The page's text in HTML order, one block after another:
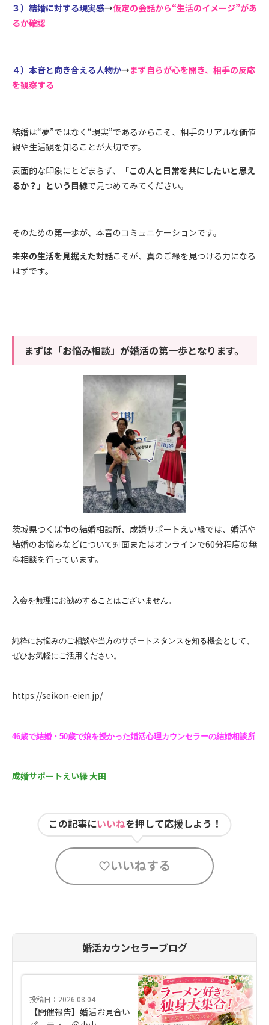
３）結婚に対する現実感→仮定の会話から“生活のイメージ”があ
るか確認
４）本音と向き合える人物か→まず自らが心を開き、相手の反応
を観察する
結婚は“夢”ではなく“現実”であるからこそ、相手のリアルな価値
観や生活観を知ることが大切です。
表面的な印象にとどまらず、
「この人と日常を共にしたいと思え
るか？」という目線で見つめてみてください。
そのための第一歩が、本音のコミュニケーションです。
未来の生活を見据えた対話こそが、真のご縁を見つける力になる
はずです。
まずは「お悩み相談」が婚活の第一歩となります。
茨城県つくば市の結婚相談所、成婚サポートえい縁では、婚活や
結婚のお悩みなどについて対面またはオンラインで60分程度の無
料相談を行っています。
入会を無理にお勧めすることはございません。
純粋にお悩みのご相談や当方のサポートスタンスを知る機会として、
ぜひお気軽にご活用ください。
https://seikon-eien.jp/
46歳で結婚・50歳で娘を授かった婚活心理カウンセラーの結婚相談所
成婚サポートえい縁 大田
この記事にいいねを押して応援しよう！
いいねする
婚活カウンセラーブログ
投稿日：2026.08.04
【開催報告】婚活お見合い